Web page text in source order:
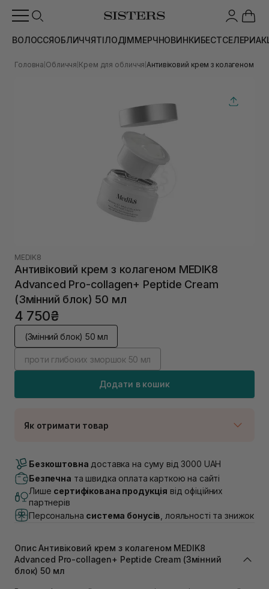
ВОЛОССЯОБЛИЧЧЯТІЛОДІММЕРЧНОВИНКИБЕСТСЕЛЕРИ
Головна Обличчя Крем для обличчя Антивіковий крем з колагеном
MEDIK8
Антивіковий крем з колагеном MEDIK8
Advanced Pro-collagen+ Peptide Cream
(Змінний блок) 50 мл
4 750₴
(Змінний блок) 50 мл
проти глибоких зморшок 50 мл
Додати в кошик
Як отримати товар
В наявності
Самовивіз м. Луцьк, вул. Винниченка 4
В наявності
Самовивіз м. Львів, вул. Академіка Підстригача, 1В
(Duck’s Lake)
В наявності
В наявності
Самовивіз м. Львів, вул. Степана Бандери 45
В наявності
Безкоштовна доставка на суму від 3000 UAH
Безпечна та швидка оплата карткою на сайті
Лише сертифікована продукція від офіційних
партнерів
Персональна система бонусів , лояльності та знижок
Опис Антивіковий крем з колагеном MEDIK8
Advanced Pro-collagen+ Peptide Cream (Змінний
блок) 50 мл